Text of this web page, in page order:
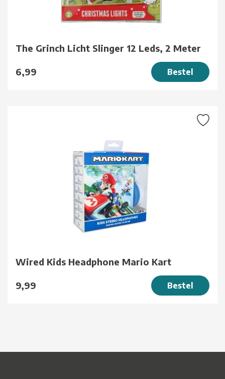
The Grinch Licht Slinger 12 Leds, 2 Meter
6,99 Bestel
Wired Kids Headphone Mario Kart
9,99 Bestel